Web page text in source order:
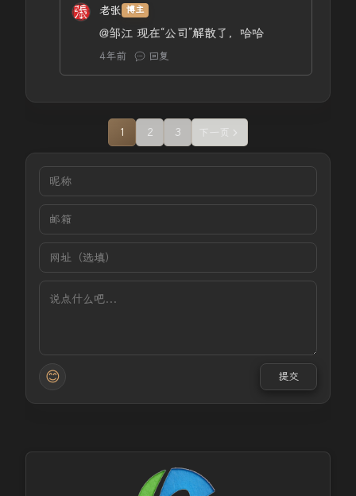
老张 博主
@邹江 现在“公司”解散了，哈哈
4年前 回复
1 2 3 下一页
😊 提交